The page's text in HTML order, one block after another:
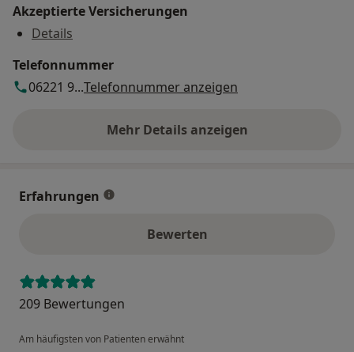
Akzeptierte Versicherungen
Details
Telefonnummer
06221 9...Telefonnummer anzeigen
Mehr Details anzeigen
über die Adresse
Erfahrungen
Bewerten
209 Bewertungen
Am häufigsten von Patienten erwähnt